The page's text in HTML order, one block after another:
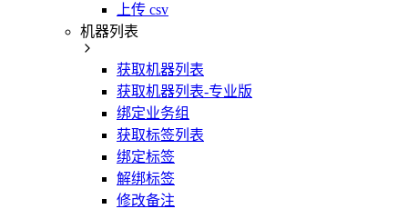
上传 csv
机器列表
获取机器列表
获取机器列表-专业版
绑定业务组
获取标签列表
绑定标签
解绑标签
修改备注